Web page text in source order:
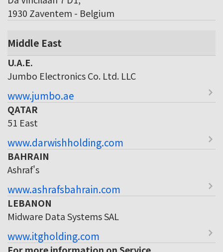
1930 Zaventem - Belgium
Middle East
U.A.E.
Jumbo Electronics Co. Ltd. LLC
www.jumbo.ae
QATAR
51 East
www.darwishholding.com
BAHRAIN
Ashraf's
www.ashrafsbahrain.com
LEBANON
Midware Data Systems SAL
www.itgholding.com
For more information on Service